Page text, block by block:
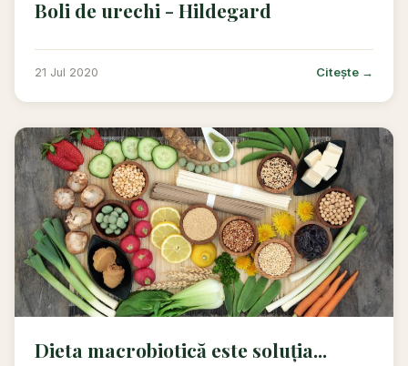
Boli de urechi - Hildegard
21 Jul 2020 Citește →
Dieta macrobiotică este soluția...